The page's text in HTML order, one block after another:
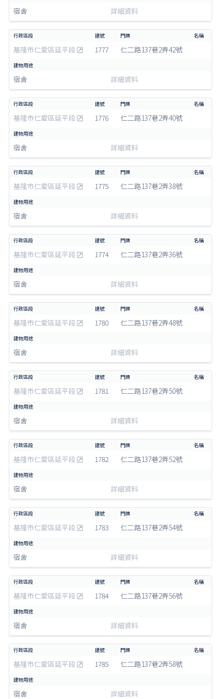
宿舍 詳細資料
基隆市仁愛區延平段 1777 仁二路137巷2弄42號
宿舍 詳細資料
基隆市仁愛區延平段 1776 仁二路137巷2弄40號
宿舍 詳細資料
基隆市仁愛區延平段 1775 仁二路137巷2弄38號
宿舍 詳細資料
基隆市仁愛區延平段 1774 仁二路137巷2弄36號
宿舍 詳細資料
基隆市仁愛區延平段 1780 仁二路137巷2弄48號
宿舍 詳細資料
基隆市仁愛區延平段 1781 仁二路137巷2弄50號
宿舍 詳細資料
基隆市仁愛區延平段 1782 仁二路137巷2弄52號
宿舍 詳細資料
基隆市仁愛區延平段 1783 仁二路137巷2弄54號
宿舍 詳細資料
基隆市仁愛區延平段 1784 仁二路137巷2弄56號
宿舍 詳細資料
基隆市仁愛區延平段 1785 仁二路137巷2弄58號
宿舍 詳細資料